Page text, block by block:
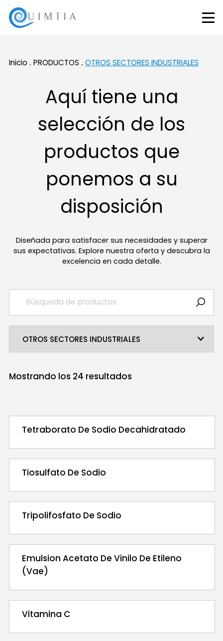
Inicio PRODUCTOS OTROS SECTORES INDUSTRIALES
Aquí tiene una
selección de los
productos que
ponemos a su
disposición
Diseñada para satisfacer sus necesidades y superar
sus expectativas. Explore nuestra oferta y descubra la
excelencia en cada detalle.
Mostrando los 24 resultados
Tetraborato De Sodio Decahidratado
Tiosulfato De Sodio
Tripolifosfato De Sodio
Emulsion Acetato De Vinilo De Etileno
(Vae)
Vitamina C